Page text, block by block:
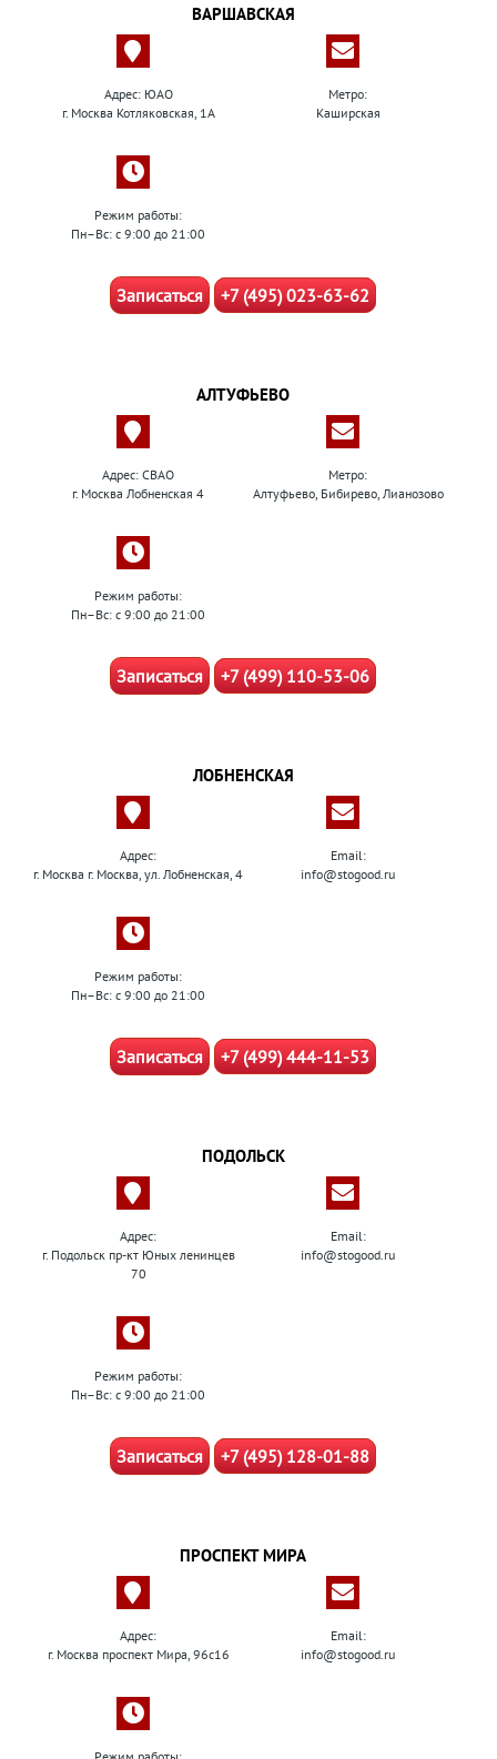
ВАРШАВСКАЯ
Адрес: ЮАО
г. Москва Котляковская, 1А
Метро:
Каширская
Режим работы:
Пн–Вс: с 9:00 до 21:00
Записаться +7 (495) 023-63-62
АЛТУФЬЕВО
Адрес: СВАО
г. Москва Лобненская 4
Метро:
Алтуфьево, Бибирево, Лианозово
Режим работы:
Пн–Вс: с 9:00 до 21:00
Записаться +7 (499) 110-53-06
ЛОБНЕНСКАЯ
Адрес:
г. Москва г. Москва, ул. Лобненская, 4
Email:
info@stogood.ru
Режим работы:
Пн–Вс: с 9:00 до 21:00
Записаться +7 (499) 444-11-53
ПОДОЛЬСК
Адрес:
г. Подольск пр-кт Юных ленинцев
70
Email:
info@stogood.ru
Режим работы:
Пн–Вс: с 9:00 до 21:00
Записаться +7 (495) 128-01-88
ПРОСПЕКТ МИРА
Адрес:
г. Москва проспект Мира, 96с16
Email:
info@stogood.ru